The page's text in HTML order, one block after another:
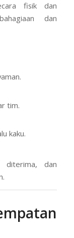
fisik dan
dan
tim.
kaku.
diterima, dan